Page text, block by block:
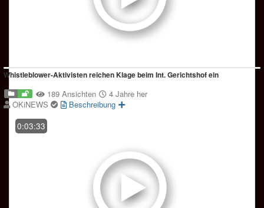
Whistleblower-Aktivisten reichen Klage beim Int. Gerichtshof ein
189 Ansichten
4 Jahre her
OKiNEWS
Beschreibung
0:03:33